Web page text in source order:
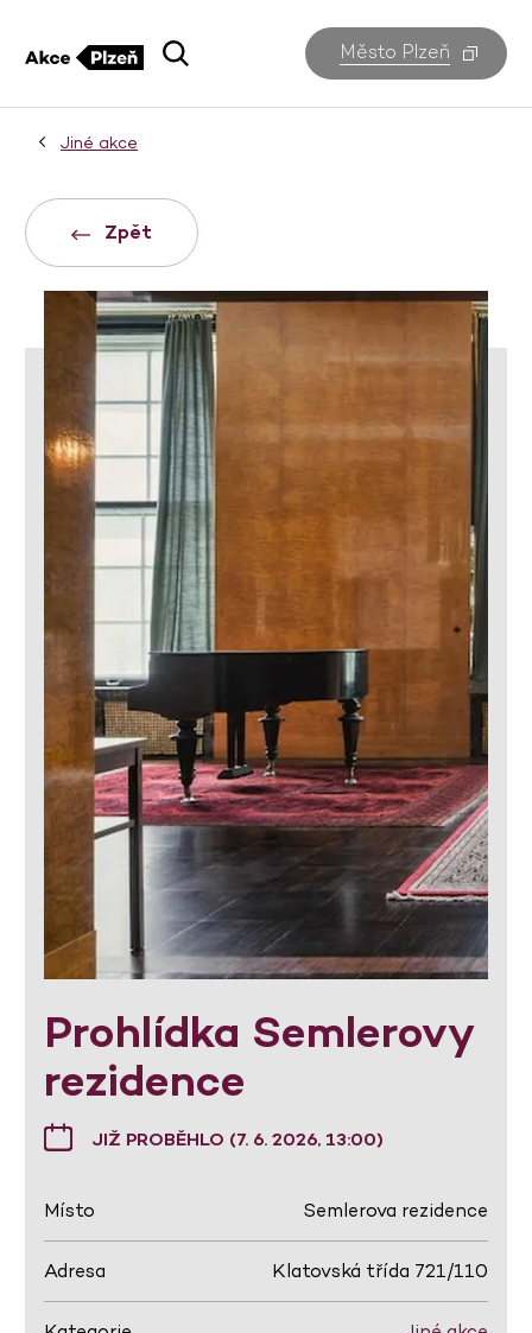
Město Plzeň
Jiné akce
Zpět
Prohlídka Semlerovy
rezidence
JIŽ PROBĚHLO (7. 6. 2026, 13:00)
Místo Semlerova rezidence
Adresa Klatovská třída 721/110